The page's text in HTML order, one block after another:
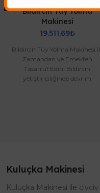
Bıldırcın Tüy Yolma
Makinesi
19.511,69₺
Bıldırcın Tüy Yolma Makinesi
Zamandan ve Emekten
Tasarruf Edin! Bıldırcın
yetiştiriciliğinde devrim
Kuluçka Makinesi
Kuluçka Makinesi ile